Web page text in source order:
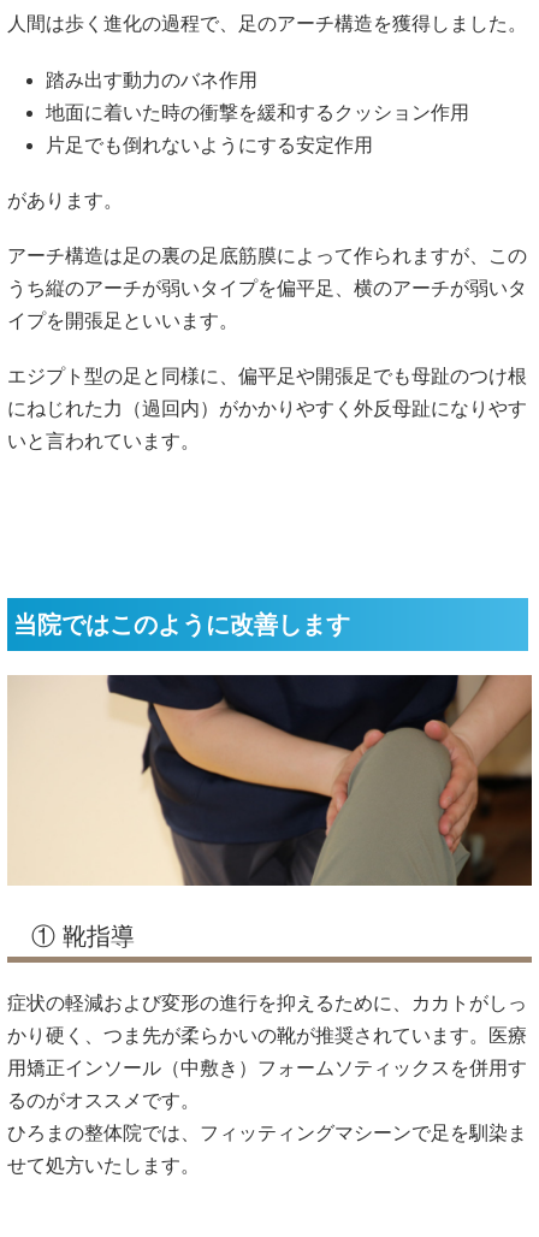
人間は歩く進化の過程で、足のアーチ構造を獲得しました。
踏み出す動力のバネ作用
地面に着いた時の衝撃を緩和するクッション作用
片足でも倒れないようにする安定作用
があります。
アーチ構造は足の裏の足底筋膜によって作られますが、この
うち縦のアーチが弱いタイプを偏平足、横のアーチが弱いタ
イプを開張足といいます。
エジプト型の足と同様に、偏平足や開張足でも母趾のつけ根
にねじれた力（過回内）がかかりやすく外反母趾になりやす
いと言われています。
当院ではこのように改善します
① 靴指導
症状の軽減および変形の進行を抑えるために、カカトがしっ
かり硬く、つま先が柔らかいの靴が推奨されています。医療
用矯正インソール（中敷き）フォームソティックスを併用す
るのがオススメです。
ひろまの整体院では、フィッティングマシーンで足を馴染ま
せて処方いたします。